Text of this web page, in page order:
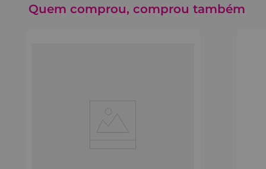
Quem comprou, comprou também